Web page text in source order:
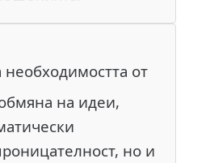
от
на идеи,
но и